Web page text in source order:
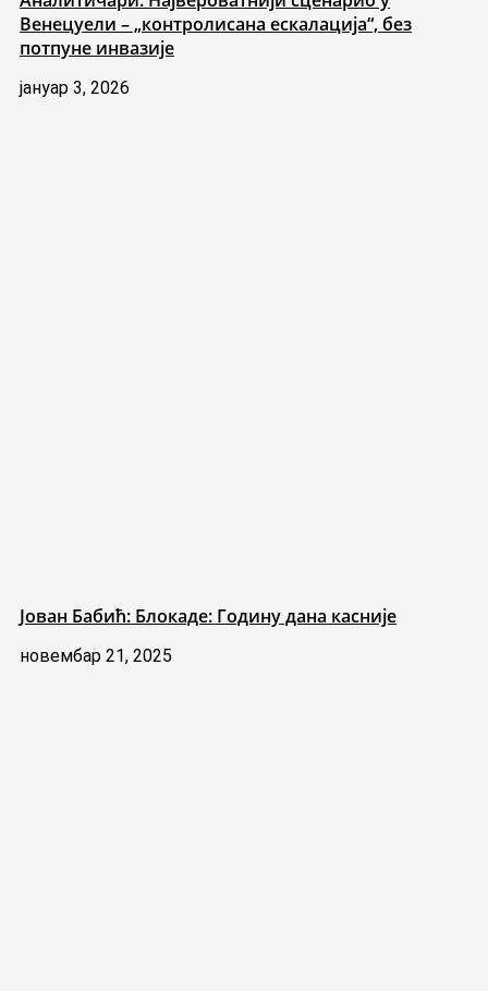
Венецуели – „контролисана ескалација“, без
потпуне инвазије
јануар 3, 2026
Јован Бабић: Блокаде: Годину дана касније
новембар 21, 2025